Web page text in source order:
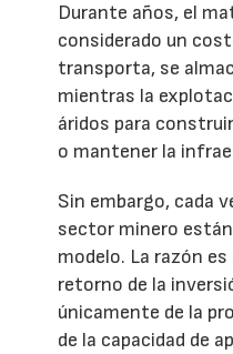
Durante años, el
considerado un
transporta, se
mientras la
áridos para
o mantener la
Sin embargo, cada
sector minero
modelo. La razón
retorno de la
únicamente de la
de la capacidad de